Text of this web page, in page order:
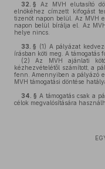
32. § Az MVH elutasító
elnökéhez címzett kifogást
tizenöt napon belül. Az MVH
napon belül bírálja el. Az
helye nincs.
33. § (1) A pályázat
írásban köti meg. A támogatás
(2) Az MVH ajánlati
kézhezvételétől számított, a
fenn. Amennyiben a pályázó
MVH támogatási döntése
34. § A támogatás csak a
célok megvalósítására